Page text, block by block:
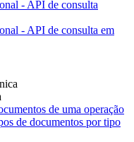
- API de consulta
- API de consulta em
de uma operação
de documentos por tipo